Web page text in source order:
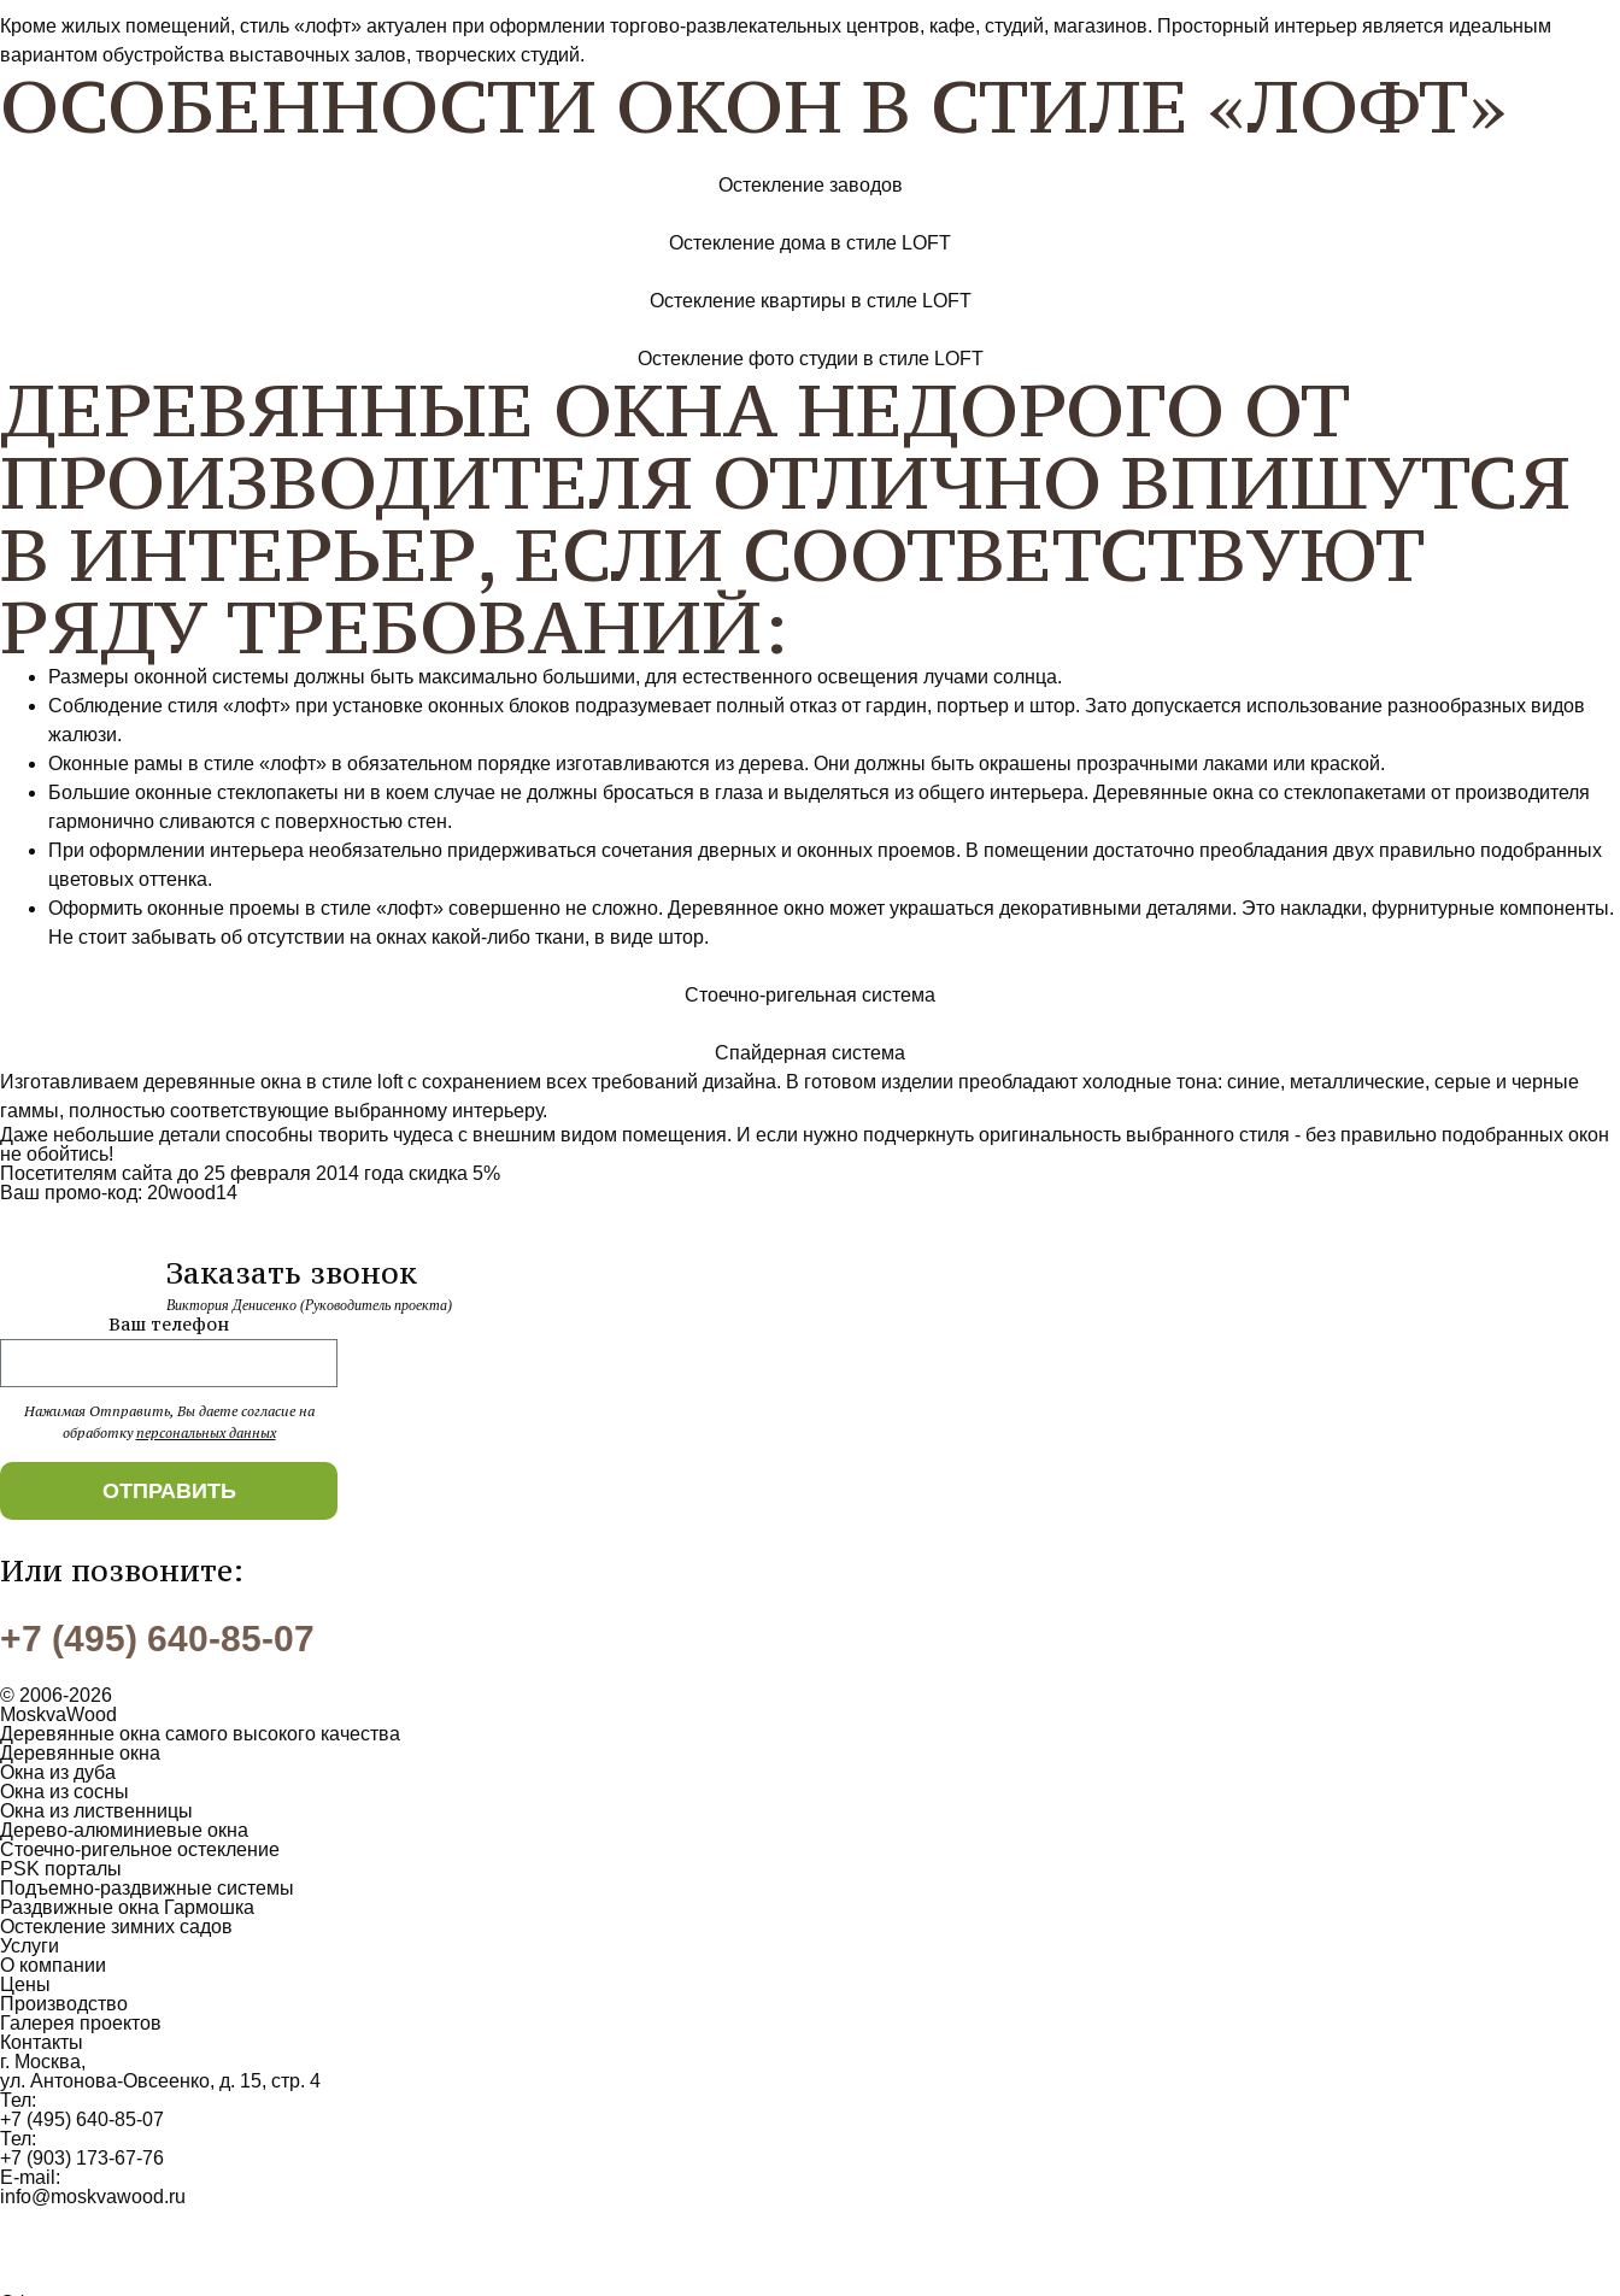
Кроме жилых помещений, стиль «лофт» актуален при оформлении торгово-развлекательных центров, кафе, студий, магазинов. Просторный интерьер является идеальным
вариантом обустройства выставочных залов, творческих студий.
ОСОБЕННОСТИ ОКОН В СТИЛЕ «ЛОФТ»
Остекление заводов
Остекление дома в стиле LOFT
Остекление квартиры в стиле LOFT
Остекление фото студии в стиле LOFT
ДЕРЕВЯННЫЕ ОКНА НЕДОРОГО ОТ
ПРОИЗВОДИТЕЛЯ ОТЛИЧНО ВПИШУТСЯ
В ИНТЕРЬЕР, ЕСЛИ СООТВЕТСТВУЮТ
РЯДУ ТРЕБОВАНИЙ:
Размеры оконной системы должны быть максимально большими, для естественного освещения лучами солнца.
Соблюдение стиля «лофт» при установке оконных блоков подразумевает полный отказ от гардин, портьер и штор. Зато допускается использование разнообразных видов
жалюзи.
Оконные рамы в стиле «лофт» в обязательном порядке изготавливаются из дерева. Они должны быть окрашены прозрачными лаками или краской.
Большие оконные стеклопакеты ни в коем случае не должны бросаться в глаза и выделяться из общего интерьера. Деревянные окна со стеклопакетами от производителя
гармонично сливаются с поверхностью стен.
При оформлении интерьера необязательно придерживаться сочетания дверных и оконных проемов. В помещении достаточно преобладания двух правильно подобранных
цветовых оттенка.
Оформить оконные проемы в стиле «лофт» совершенно не сложно. Деревянное окно может украшаться декоративными деталями. Это накладки, фурнитурные компоненты.
Не стоит забывать об отсутствии на окнах какой-либо ткани, в виде штор.
Стоечно-ригельная система
Спайдерная система
Изготавливаем деревянные окна в стиле loft с сохранением всех требований дизайна. В готовом изделии преобладают холодные тона: синие, металлические, серые и черные
гаммы, полностью соответствующие выбранному интерьеру.
Даже небольшие детали способны творить чудеса с внешним видом помещения. И если нужно подчеркнуть оригинальность выбранного стиля - без правильно подобранных окон
не обойтись!
Посетителям сайта до 25 февраля 2014 года скидка 5%
Ваш промо-код: 20wood14
Заказать звонок
Виктория Денисенко (Руководитель проекта)
Ваш телефон
Нажимая Отправить, Вы даете согласие на
обработкуперсональных данных
ОТПРАВИТЬ
Или позвоните:
+7 (495) 640-85-07
© 2006-2026
MoskvaWood
Деревянные окна самого высокого качества
Деревянные окна
Окна из дуба
Окна из сосны
Окна из лиственницы
Дерево-алюминиевые окна
Стоечно-ригельное остекление
PSK порталы
Подъемно-раздвижные системы
Раздвижные окна Гармошка
Остекление зимних садов
Услуги
О компании
Цены
Производство
Галерея проектов
Контакты
г. Москва,
ул. Антонова-Овсеенко, д. 15, стр. 4
Тел:
+7 (495) 640-85-07
Тел:
+7 (903) 173-67-76
E-mail:
info@moskvawood.ru